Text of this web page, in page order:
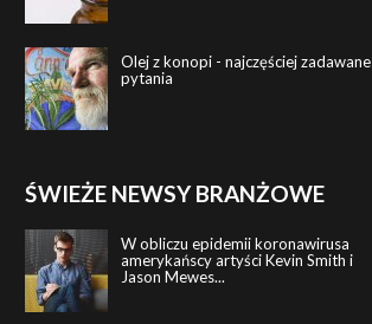
Olej z konopi - najczęściej zadawane
pytania
ŚWIEŻE NEWSY BRANŻOWE
W obliczu epidemii koronawirusa
amerykańscy artyści Kevin Smith i
Jason Mewes...